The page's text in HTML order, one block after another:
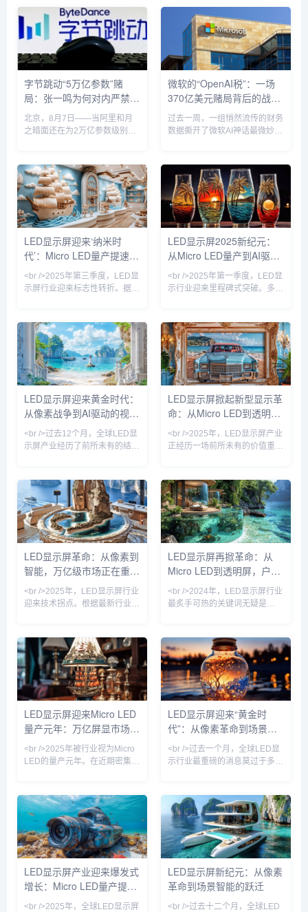
内部人士透露，该公司正讨论训
练参数规模超过5万亿的大语言
模型，这一数字将超越国内现有
最大模型——阿里巴巴通义千问
的2.4万亿和月之暗面Kimi K3的
2.8万亿参数，成为中国AI模型
规模的新标杆。该项目由Seed
Foundation负责人项亮主导，
练、数据准备...
宣布其Micro LED生产线进入量
产阶段，良率从早期的不足50%
提升至接近90%。这意味着曾经
高高在上的Micro LED开始向高
端商用显示和超大尺寸家用电视
市场渗透。与传统的LCD和
OLED相比，Micro LED在亮
度、对比度、响应速度和功耗方
字节跳动“5万亿参数”赌
局：张一鸣为何对内严禁蒸
馏、对外叫板整个AI圈？
北京，8月7日——当阿里和月
之暗面还在为2万亿参数级别的
的数字：5万亿。据知情人士向
本刊确认，字节跳动内部正在讨
论训练一个参数规模超过5万亿
的大语言模型——这一数字直接
压过阿里Qwen 3.8-Max的2.4万
亿和月之暗面K3的2.8万亿，使
其成为中国已知参数规模最大的
AI模型项目。该计划由字节AI研
人...
微软的“OpenAI税”：一场
370亿美元赌局背后的战略
悖论
过去一周，一组悄然流传的财务
数据撕开了微软AI神话最微妙的
为微软贡献了约241亿美元收
入，占微软AI业务总营收的
70%。而微软CEO萨蒂亚·纳德
拉在今年3月底刚刚高调宣布，
公司AI业务年收入有望突破370
亿美元——这意味着，每5美元
AI收入中，就有3.3美元直接或
间接流经OpenAI的模型管道。
赖。当“首选伙伴”...
LED显示屏迎来‘纳米时
代’：Micro LED量产提速，
户外广告牌开启像素革命
<br />2025年第三季度，LED显
示屏行业迎来标志性转折。据最
99.9%，核心制程成本较去年同
期下降32%。这意味着，曾经只
存在于实验室的“下一代显示技
术”，正式迈入规模化量产窗口
期。三星、LG以及京东方相继
发布基于Micro LED的商用显示
屏新品，像素间距低至P0.3，亮
度却达到惊人的5000尼特——
LED显示屏2025新纪元：
从Micro LED量产到AI驱动
内容生态的颠覆性变革
<br />2025年第一季度，LED显
示行业迎来里程碑式突破。多家
实现每秒5000万颗，直接推动
单位成本较去年同期下降40%。
三星、索尼相继发布110英寸以
上家用Micro LED电视，售价首
次跌破10万美元门槛。与此同
时，国内厂商京东方、华灿光电
在Micro LED微显示领域发力，
针对AR眼镜的0.12英寸全彩模
LED显示屏迎来黄金时代：
从像素战争到AI驱动的视觉
革命
<br />过去12个月，全球LED显
示屏产业经历了前所未有的结构
模突破780亿美元，同比增长
23%，其中小间距LED（P1.2
以下）贡献了超过40%的增量。
这场增长并非单纯由需求拉动，
而是技术迭代引发的供给侧革命
——Mini/Micro LED量产成本在
18个月内下降近60%，使得原
本用于高端指挥中心的超高清显
LED显示屏掀起新型显示革
命：从Micro LED到透明屏
的万亿赛道竞速
<br />2025年，LED显示屏产业
正经历一场前所未有的价值重
“巨幕”工具；如今，随着Micro
LED、COB封装、MIP技术以及
虚拟拍摄（XR）场景的爆发，
LED显示屏已经渗透到消费电
子、车载显示、医疗可视化和沉
浸式文旅等高端领域。根据最新
行业报告，全球LED显示屏市场
规模预计在2025年突破120亿美
献超
LED显示屏革命：从像素到
智能，万亿级市场正在重塑
户外视觉体验
<br />2025年，LED显示屏行业
迎来技术拐点。根据最新行业报
其像素间距突破至P0.1以下，使
得屏幕在近距离观看时实现“无
颗粒感”的细腻画质。与此同
时，COB（板上芯片）封装技
术加速普及，相较于传统
SMD（表面贴装）工艺，COB
在防潮、防碰撞、耐候性方面提
升显著，成为户外小间距市场的
德、洲明科技等，在最
LED显示屏再掀革命：从
Micro LED到透明屏，户外
广告迎来黄金时代
<br />2024年，LED显示屏行业
最炙手可热的关键词无疑是
德等头部厂商相继突破巨量转移
技术瓶颈，Micro LED的良率与
成本正以超预期速度优化。据最
新供应链消息，多家面板厂已开
始小批量生产用于高端商显的
Micro LED显示屏，像素间距突
破P0.3，亮度、对比度与响应速
度全面超越传统OLED。与此同
LED显示屏迎来Micro LED
量产元年：万亿屏显市场正
在被重新定义
<br />2025年被行业视为Micro
LED的量产元年。在近期密集发
正经历从传统小间距向Micro级
像素的跃迁。三星、LG、京东
方与利亚德等头部厂商在CES及
ISE展会上相继展出透明Micro
LED橱窗屏和可拼接的P0.3以下
超微间距显示屏，标志着过去被
诟病良率低的Micro LED技术，
如今已在巨量转移与修复环节取
LED显示屏迎来“黄金时
代”：从像素革命到场景重
构，中国产业链如何领跑全
球？
<br />过去一个月，全球LED显
示行业最重磅的消息莫过于多家
产。这意味着被业界视为“终极
显示技术”的Micro LED，终于从
实验室走向生产线。与传统的
LCD和OLED相比，Micro LED
在亮度、响应速度、寿命和功耗
上具备代际优势，尤其在户外强
光环境下，其表现远超其他技术
路线。与此同时，Mini LED背
LED显示屏产业迎来爆发式
增长：Micro LED量产提
速，户外广告迈入高清时代
<br />2025年，全球LED显示屏
LED显示屏新纪元：从像素
革命到场景智能的跃迁
<br />过去十二个月，全球LED